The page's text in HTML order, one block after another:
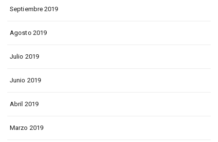
Septiembre 2019
Agosto 2019
Julio 2019
Junio 2019
Abril 2019
Marzo 2019